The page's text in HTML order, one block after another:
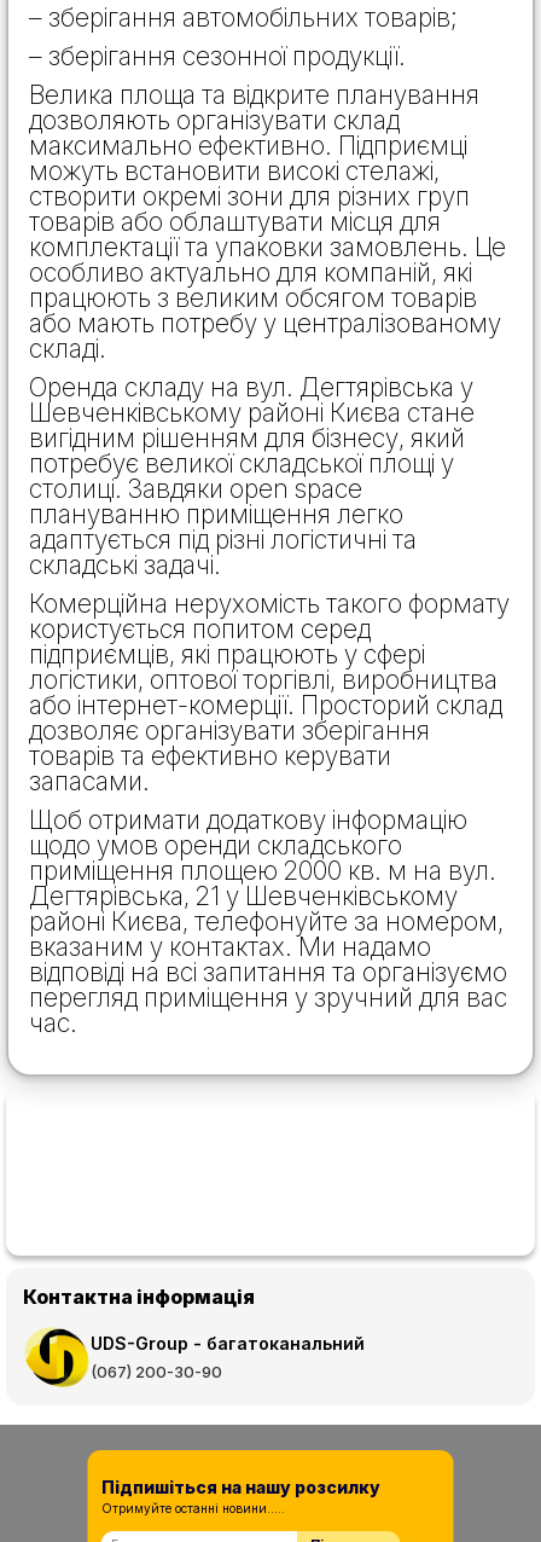
– зберігання автомобільних товарів;
– зберігання сезонної продукції.
Велика площа та відкрите планування
дозволяють організувати склад
максимально ефективно. Підприємці
можуть встановити високі стелажі,
створити окремі зони для різних груп
товарів або облаштувати місця для
комплектації та упаковки замовлень. Це
особливо актуально для компаній, які
працюють з великим обсягом товарів
або мають потребу у централізованому
складі.
Оренда складу на вул. Дегтярівська у
Шевченківському районі Києва стане
вигідним рішенням для бізнесу, який
потребує великої складської площі у
столиці. Завдяки open space
плануванню приміщення легко
адаптується під різні логістичні та
складські задачі.
Комерційна нерухомість такого формату
користується попитом серед
підприємців, які працюють у сфері
логістики, оптової торгівлі, виробництва
або інтернет-комерції. Просторий склад
дозволяє організувати зберігання
товарів та ефективно керувати
запасами.
Щоб отримати додаткову інформацію
щодо умов оренди складського
приміщення площею 2000 кв. м на вул.
Дегтярівська, 21 у Шевченківському
районі Києва, телефонуйте за номером,
вказаним у контактах. Ми надамо
відповіді на всі запитання та організуємо
перегляд приміщення у зручний для вас
час.
Контактна інформація
UDS-Group - багатоканальний
(067) 200-30-90
Підпишіться на нашу розсилку
Отримуйте останні новини.....